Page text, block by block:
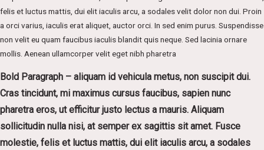
felis et luctus mattis, dui elit iaculis arcu, a sodales velit dolor non dui. Proin
a orci varius, iaculis erat aliquet, auctor orci. In sed enim purus. Suspendisse
non velit eu quam faucibus iaculis blandit quis neque. Sed lacinia ornare
mollis. Aenean ullamcorper velit eget nibh pharetra
Bold Paragraph – aliquam id vehicula metus, non suscipit dui.
Cras tincidunt, mi maximus cursus faucibus, sapien nunc
pharetra eros, ut efficitur justo lectus a mauris. Aliquam
sollicitudin nulla nisi, at semper ex sagittis sit amet. Fusce
molestie, felis et luctus mattis, dui elit iaculis arcu, a sodales